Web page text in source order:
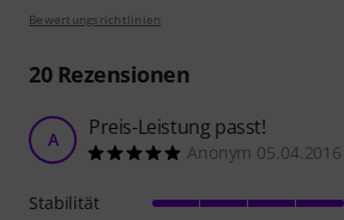
Bewertungsrichtlinien
20Rezensionen
A Preis-Leistung passt!
Anonym 05.04.2016
Stabilität